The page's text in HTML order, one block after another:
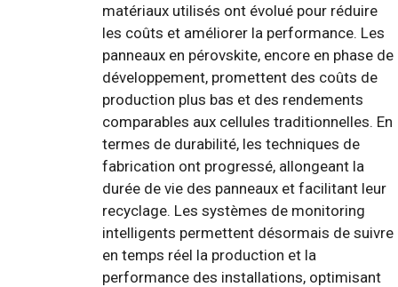
matériaux utilisés ont évolué pour réduire
les coûts et améliorer la performance. Les
panneaux en pérovskite, encore en phase de
développement, promettent des coûts de
production plus bas et des rendements
comparables aux cellules traditionnelles. En
termes de durabilité, les techniques de
fabrication ont progressé, allongeant la
durée de vie des panneaux et facilitant leur
recyclage. Les systèmes de monitoring
intelligents permettent désormais de suivre
en temps réel la production et la
performance des installations, optimisant